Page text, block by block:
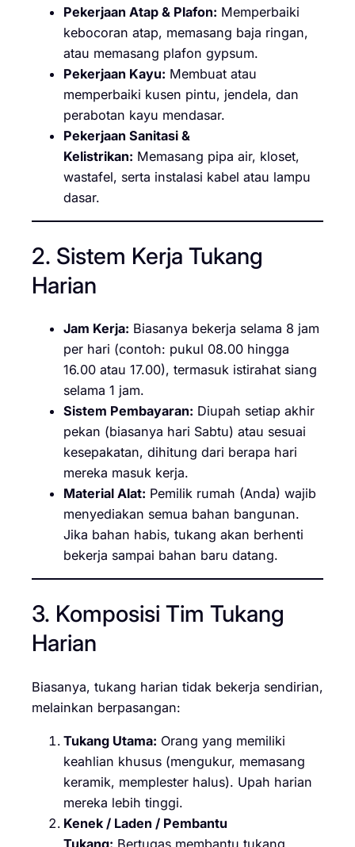
Pekerjaan Atap & Plafon: Memperbaiki
kebocoran atap, memasang baja ringan,
atau memasang plafon gypsum.
Pekerjaan Kayu: Membuat atau
memperbaiki kusen pintu, jendela, dan
perabotan kayu mendasar.
Pekerjaan Sanitasi &
Kelistrikan: Memasang pipa air, kloset,
wastafel, serta instalasi kabel atau lampu
dasar.
2. Sistem Kerja Tukang
Harian
Jam Kerja: Biasanya bekerja selama 8 jam
per hari (contoh: pukul 08.00 hingga
16.00 atau 17.00), termasuk istirahat siang
selama 1 jam.
Sistem Pembayaran: Diupah setiap akhir
pekan (biasanya hari Sabtu) atau sesuai
kesepakatan, dihitung dari berapa hari
mereka masuk kerja.
Material Alat: Pemilik rumah (Anda) wajib
menyediakan semua bahan bangunan.
Jika bahan habis, tukang akan berhenti
bekerja sampai bahan baru datang.
3. Komposisi Tim Tukang
Harian
Biasanya, tukang harian tidak bekerja sendirian,
melainkan berpasangan:
Tukang Utama: Orang yang memiliki
keahlian khusus (mengukur, memasang
keramik, memplester halus). Upah harian
mereka lebih tinggi.
Kenek / Laden / Pembantu